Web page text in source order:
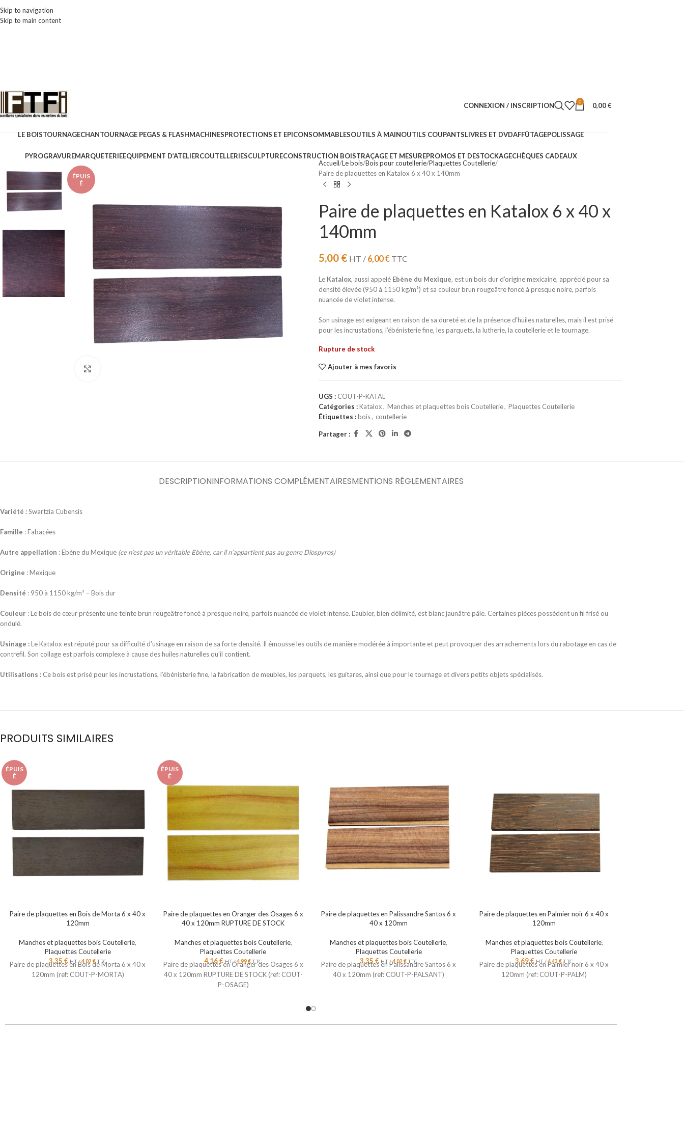
Skip to navigation
Skip to main content
CONNEXION / INSCRIPTION 0 0,00€
LE BOISTOURNAGECHANTOURNAGE PEGAS & FLASHMACHINESPROTECTIONS ET EPICONSOMMABLESOUTILS À MAINOUTILS COUPANTSLIVRES ET DVDAFFÛTAGEPOLISSAGE
PYROGRAVUREMARQUETERIEEQUIPEMENT D’ATELIERCOUTELLERIESCULPTURECONSTRUCTION BOISTRAÇAGE ET MESUREPROMOS ET DESTOCKAGECHÈQUES CADEAUX
ÉPUIS
É
Accueil Le bois Bois pour coutellerie Plaquettes Coutellerie
Paire de plaquettes en Katalox 6 x 40 x 140mm
Paire de plaquettes en Katalox 6 x 40 x
140mm
5,00 € HT / 6,00€TTC
Le Katalox, aussi appelé Ebène du Mexique, est un bois dur d’origine mexicaine, apprécié pour sa
densité élevée (950 à 1150 kg/m³) et sa couleur brun rougeâtre foncé à presque noire, parfois
nuancée de violet intense.
Son usinage est exigeant en raison de sa dureté et de la présence d’huiles naturelles, mais il est prisé
pour les incrustations, l’ébénisterie fine, les parquets, la lutherie, la coutellerie et le tournage.
Rupture de stock
Ajouter à mes favoris
UGS : COUT-P-KATAL
Catégories :Katalox, Manches et plaquettes bois Coutellerie, Plaquettes Coutellerie
Étiquettes :bois, coutellerie
Partager :
DESCRIPTIONINFORMATIONS COMPLÉMENTAIRESMENTIONS RÉGLEMENTAIRES
Variété :Swartzia Cubensis
Famille : Fabacées
Autre appellation : Ebène du Mexique (ce n’est pas un véritable Ebène, car il n’appartient pas au genre Diospyros)
Origine : Mexique
Densité : 950 à 1150 kg/m³ – Bois dur
Couleur : Le bois de cœur présente une teinte brun rougeâtre foncé à presque noire, parfois nuancée de violet intense. L’aubier, bien délimité, est blanc jaunâtre pâle. Certaines pièces possèdent un fil frisé ou
ondulé.
Usinage :Le Katalox est réputé pour sa difficulté d’usinage en raison de sa forte densité. Il émousse les outils de manière modérée à importante et peut provoquer des arrachements lors du rabotage en cas de
contrefil. Son collage est parfois complexe à cause des huiles naturelles qu’il contient.
Utilisations : Ce bois est prisé pour les incrustations, l’ébénisterie fine, la fabrication de meubles, les parquets, les guitares, ainsi que pour le tournage et divers petits objets spécialisés.
PRODUITS SIMILAIRES
ÉPUIS
É
Paire de plaquettes en Bois de Morta 6 x 40 x
120mm
Manches et plaquettes bois Coutellerie,
Plaquettes Coutellerie
3,35 € HT /4,02 €TTC
Paire de plaquettes en Bois de Morta 6 x 40 x
120mm (ref: COUT-P-MORTA)
ÉPUIS
É
Paire de plaquettes en Oranger des Osages 6 x
40 x 120mm RUPTURE DE STOCK
Manches et plaquettes bois Coutellerie,
Plaquettes Coutellerie
4,16€ HT /4,99€TTC
Paire de plaquettes en Oranger des Osages 6 x
40 x 120mm RUPTURE DE STOCK (ref: COUT-
P-OSAGE)
Paire de plaquettes en Palissandre Santos 6 x
40 x 120mm
Manches et plaquettes bois Coutellerie,
Plaquettes Coutellerie
3,35 € HT /4,02 €TTC
Paire de plaquettes en Palissandre Santos 6 x
40 x 120mm (ref: COUT-P-PALSANT)
Paire de plaquettes en Palmier noir 6 x 40 x
120mm
Manches et plaquettes bois Coutellerie,
Plaquettes Coutellerie
3,69€ HT /4,43€TTC
Paire de plaquettes en Palmier noir 6 x 40 x
120mm (ref: COUT-P-PALM)